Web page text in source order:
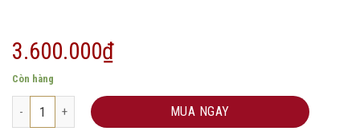
3.600.000₫
Còn hàng
Ly Riedel Sommeliers Black Tie Bordeaux số lượng
MUA NGAY